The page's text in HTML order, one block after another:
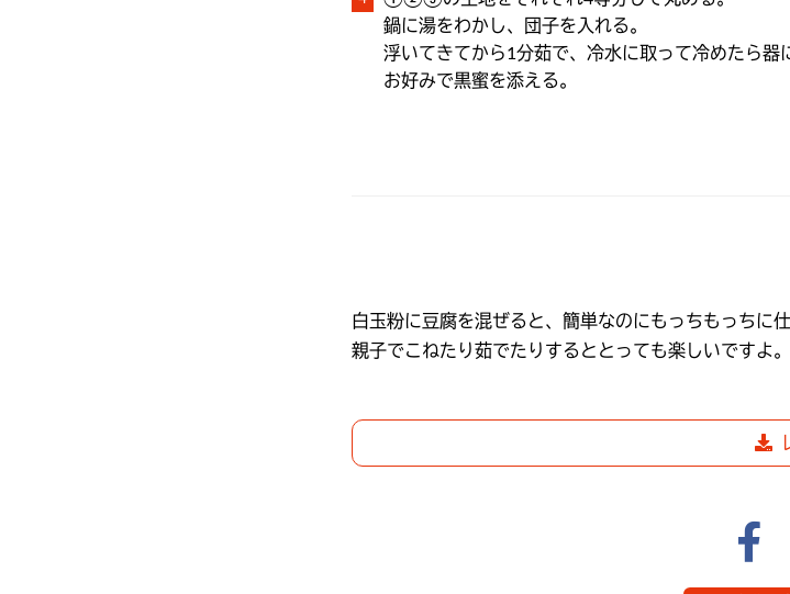
鍋に湯をわかし、団子を入れる。
浮いてきてから1分茹で、冷水に取って冷めたら器
お好みで黒蜜を添える。
白玉粉に豆腐を混ぜると、簡単なのにもっちもっちに
親子でこねたり茹でたりするととっても楽しいですよ